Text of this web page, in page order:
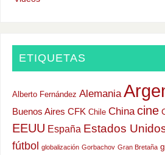
ETIQUETAS
Alberto Fernández Alemania
Buenos Aires CFK Chile China cine
EEUU España Estados
fútbol globalización Gorbachov Gran Bretaña